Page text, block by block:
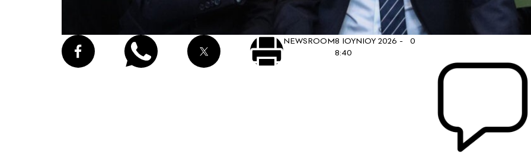
NEWSROOM8 ΙΟΥΝΙΟΥ 2026 -
8:40
0